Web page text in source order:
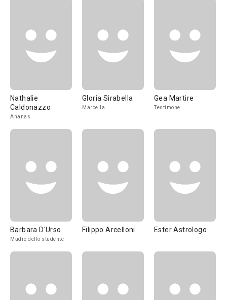
Nathalie
Caldonazzo
Ananas
Gloria Sirabella
Marcella
Gea Martire
Testimone
Barbara D'Urso
Madre dello studente
Filippo Arcelloni Ester Astrologo